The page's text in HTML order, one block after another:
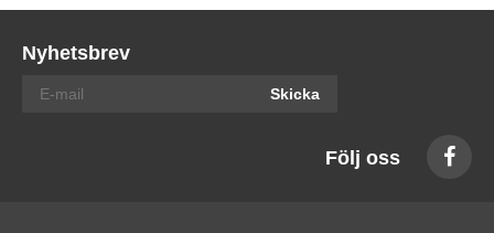
Nyhetsbrev
Skicka
Följ oss